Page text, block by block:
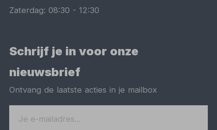
Zaterdag:08:30 -12:30
Schrijf je in voor onze
nieuwsbrief
Ontvang de laatste acties in je mailbox